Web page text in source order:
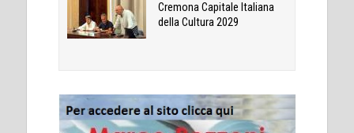
Cremona Capitale Italiana
della Cultura 2029